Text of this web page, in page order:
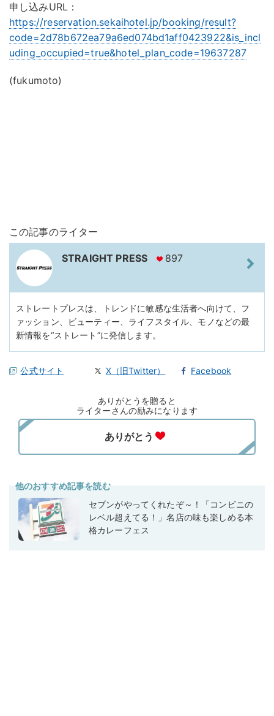
申し込みURL：
https://reservation.sekaihotel.jp/booking/result?
code=2d78b672ea79a6ed074bd1aff0423922&is_incl
uding_occupied=true&hotel_plan_code=19637287
(fukumoto)
この記事のライター
STRAIGHT PRESS 897
ストレートプレスは、トレンドに敏感な生活者へ向けて、フ
ァッション、ビューティー、ライフスタイル、モノなどの最
新情報を“ストレート”に発信します。
公式サイト X（旧Twitter） Facebook
ありがとうを贈ると
ライターさんの励みになります
他のおすすめ記事を読む
セブンがやってくれたぞ～！「コンビニの
レベル超えてる！」名店の味も楽しめる本
格カレーフェス